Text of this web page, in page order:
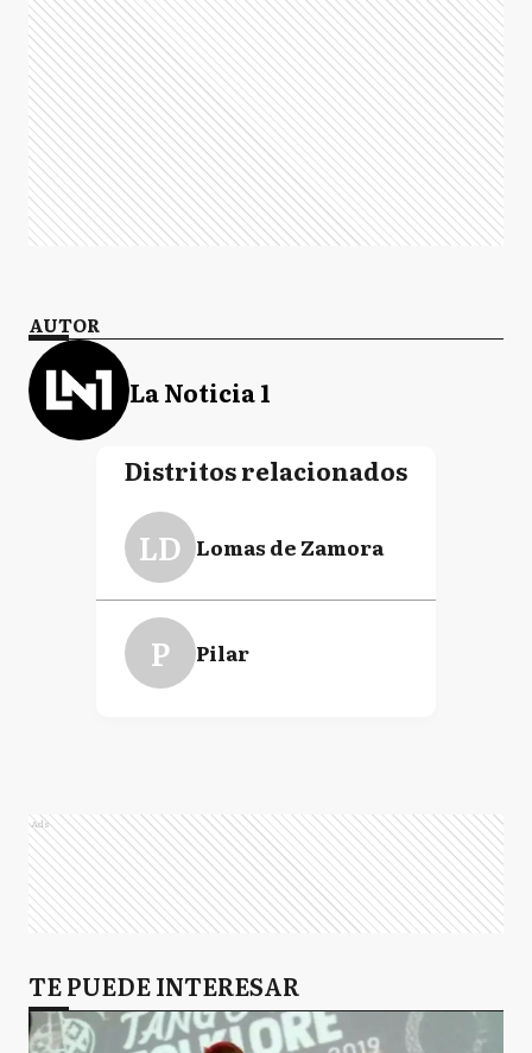
AUTOR
La Noticia 1
Distritos relacionados
LD Lomas de Zamora
P Pilar
Ads
TE PUEDE INTERESAR